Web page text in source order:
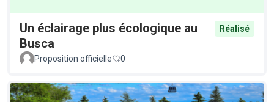
Un éclairage plus écologique au
Busca
Réalisé
Proposition officielle 0